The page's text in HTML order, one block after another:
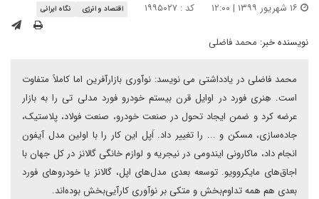
کد : ۱۹۹۵۰۲۷ اقتصاد و انرژی نگاه ایرانی
نویسنده خبر: محمد فاضلی
محمد فاضلی در یادداشتی می نویسد: نوآوری بازارآفرین اما کاملاً متفاوت
است. هِنری فورد در اوایل قرن بیستم خودرو فورد مدلی تی را به بازار
عرضه کرد و ضمن ایجاد تحول در صنعت خودرو، صنعت فولاد، پلاستیک،
جاده‌سازی، مسکن و ... را تغییر داد. اَپل این کار را با اولین مدل آیفون
انجام داد، ماکارونی ایندومی در نیجریه و لوازم خانگی گالانز در کل جهان با
اجاق‌های مایکروویو. توسعه بعدی مدل‌های اپل، گالانز یا خودروهای فورد
بعدی هم همه تداوم‌بخش و متکی بر نوآوری کارآیی‌بخش بوده‌اند.